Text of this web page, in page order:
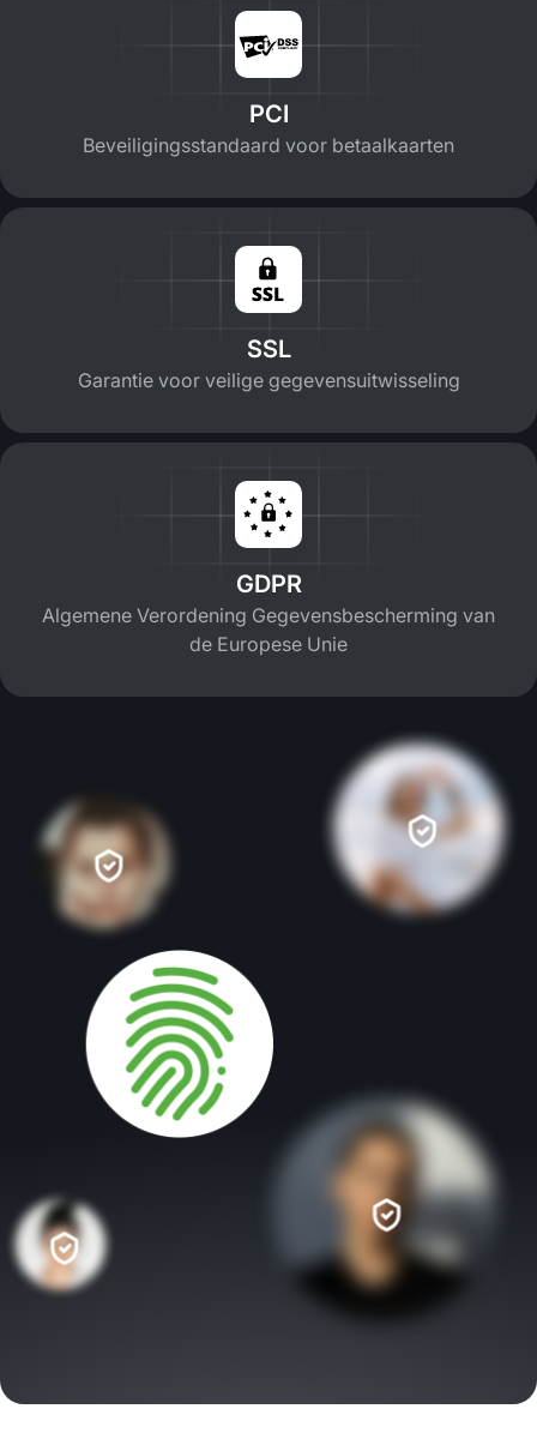
PCI
Beveiligingsstandaard voor betaalkaarten
SSL
Garantie voor veilige gegevensuitwisseling
GDPR
Algemene Verordening Gegevensbescherming van
de Europese Unie